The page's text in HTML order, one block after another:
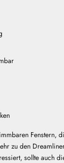
Fenstern,
zu den
sollte auch